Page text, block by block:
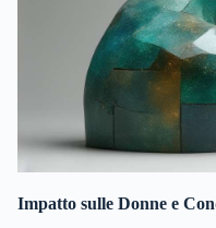
Impatto sulle Donne e